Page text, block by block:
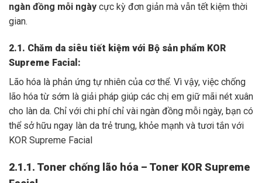
ngàn đồng mỗi ngày cực kỳ đơn giản mà vẫn tết kiệm thời
gian.
2.1. Chăm da siêu tiết kiệm với Bộ sản phẩm KOR
Supreme Facial:
Lão hóa là phản ứng tự nhiên của cơ thể. Vì vậy, việc chống
lão hóa từ sớm là giải pháp giúp các chị em giữ mãi nét xuân
cho làn da. Chỉ với chi phí chỉ vài ngàn đồng mỗi ngày, bạn có
thể sở hữu ngay làn da trẻ trung, khỏe mạnh và tươi tắn với
KOR Supreme Facial
2.1.1. Toner chống lão hóa – Toner KOR Supreme